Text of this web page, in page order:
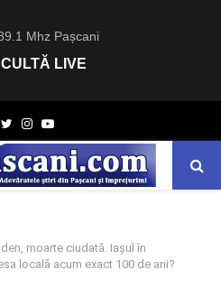
Mhz Pașcani
LIVE
TwitterInstagram
Youtube
moarte ciudată. Iașul în
locală acum exact 100 de ani?